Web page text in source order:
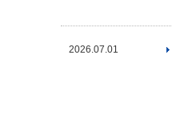
2026.07.01